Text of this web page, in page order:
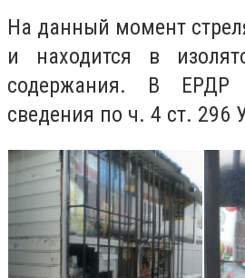
На данный момент
и находится в
содержания. В ЕРДР
сведения по ч. 4 ст. 296